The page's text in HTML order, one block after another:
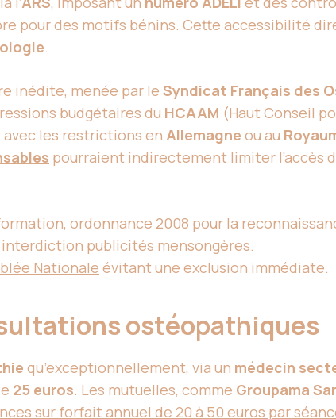
pour des motifs bénins. Cette accessibilité
.
inédite, menée par le Syndicat Français des
budgétaires du HCAAM (Haut Conseil
les restrictions en Allemagne ou au
pourraient indirectement limiter l’accès
ordonnance 2008 pour la
publicités mensongères.
Nationale évitant une exclusion immédiate.
ostéopathiques
qu’exceptionnellement, via un médecin
25 euros. Les mutuelles, comme Groupama
sur forfait annuel de 20 à 50 euros par